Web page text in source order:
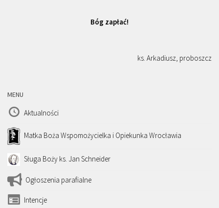
Bóg zapłać!
ks. Arkadiusz, proboszcz
MENU
Aktualności
Matka Boża Wspomożycielka i Opiekunka Wrocławia
Sługa Boży ks. Jan Schneider
Ogłoszenia parafialne
Intencje